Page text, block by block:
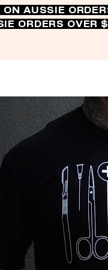
AUSSIE
ORDERS OVER